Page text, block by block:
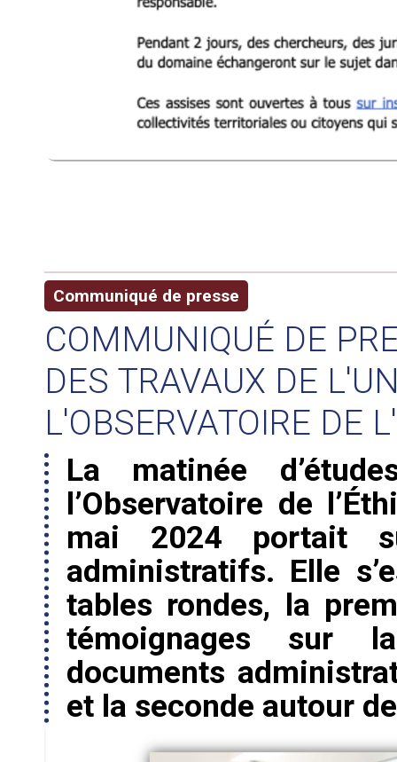
Communiqué de presse
COMMUNIQUÉ DE
DES TRAVAUX DE
L'OBSERVATOIRE DE
La matinée
l’Observatoire de
mai 2024 portait
administratifs. Elle
tables rondes, la
témoignages sur
documents
et la seconde autour